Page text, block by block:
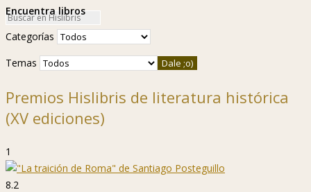
Encuentra libros
Categorías
Temas
Premios Hislibris de literatura histórica
(XV ediciones)
1
8.2